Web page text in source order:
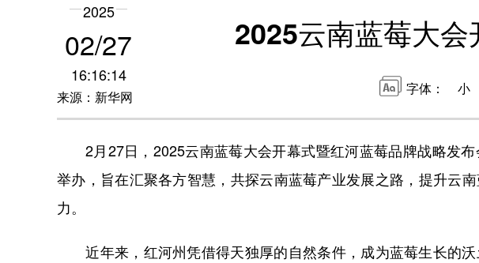
2025
02/27
16:16:14
来源：新华网
2025云南蓝莓大
字体： 小
2月27日，2025云南蓝莓大会开幕式暨红河蓝莓品牌战略发布
举办，旨在汇聚各方智慧，共探云南蓝莓产业发展之路，提升云
力。
近年来，红河州凭借得天独厚的自然条件，成为蓝莓生长的沃